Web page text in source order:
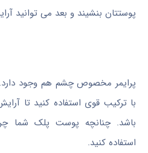
پوستتان بنشیند و بعد می توانید
پرایمر مخصوص چشم هم وجود دارد.
با ترکیب قوی استفاده کنید تا
باشد. چنانچه پوست پلک شما
استفاده کنید.